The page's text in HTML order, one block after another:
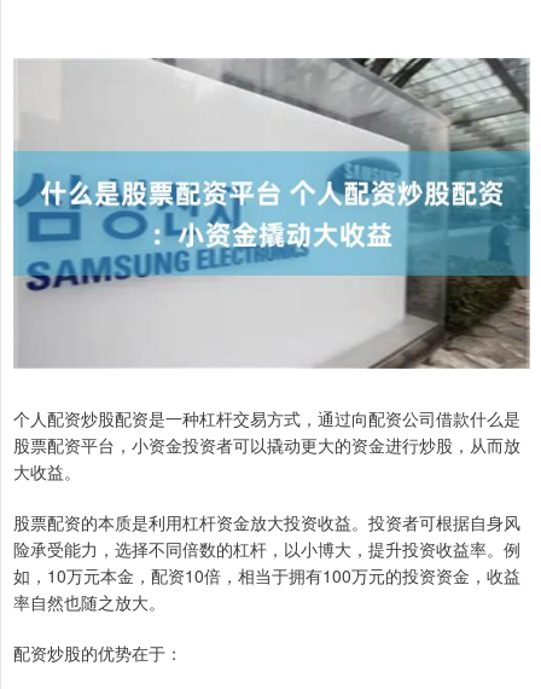
个人配资炒股配资是一种杠杆交易方式，通过向配资公司借款什么是
股票配资平台，小资金投资者可以撬动更大的资金进行炒股，从而放
大收益。
股票配资的本质是利用杠杆资金放大投资收益。投资者可根据自身风
险承受能力，选择不同倍数的杠杆，以小博大，提升投资收益率。例
如，10万元本金，配资10倍，相当于拥有100万元的投资资金，收益
率自然也随之放大。
配资炒股的优势在于：